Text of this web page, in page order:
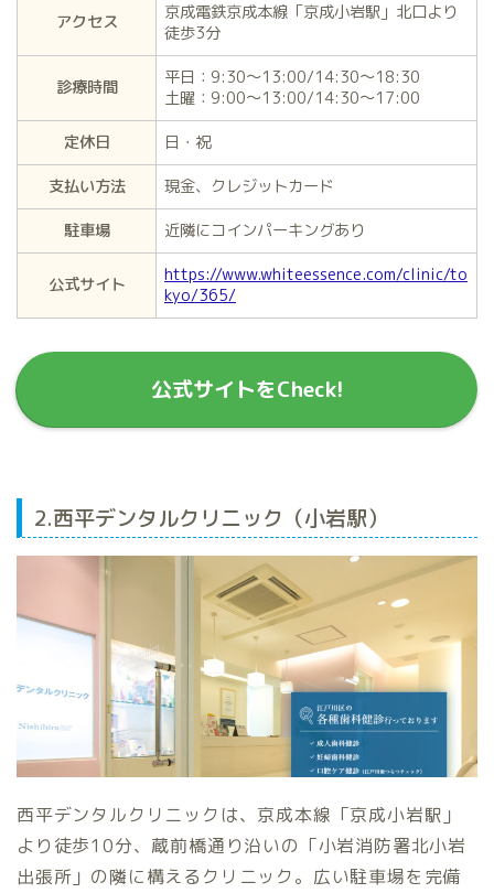
アクセス
京成電鉄京成本線「京成小岩駅」北口より
徒歩3分
診療時間
平日：9:30～13:00/14:30～18:30
土曜：9:00～13:00/14:30～17:00
定休日
日・祝
支払い方法
現金、クレジットカード
駐車場
近隣にコインパーキングあり
公式サイト
https://www.whiteessence.com/clinic/to
kyo/365/
公式サイトをCheck!
2.西平デンタルクリニック（小岩駅）
西平デンタルクリニックは、京成本線「京成小岩駅」
より徒歩10分、蔵前橋通り沿いの「小岩消防署北小岩
出張所」の隣に構えるクリニック。広い駐車場を完備